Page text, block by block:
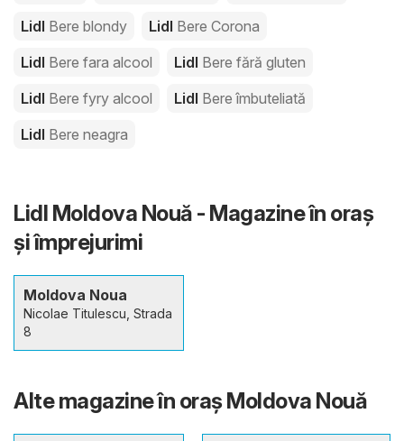
Lidl Bere blondy Lidl Bere Corona
Lidl Bere fara alcool Lidl Bere fără gluten
Lidl Bere fyry alcool Lidl Bere îmbuteliată
Lidl Bere neagra
Lidl Moldova Nouă - Magazine în oraş
şi împrejurimi
Moldova Noua
Nicolae Titulescu, Strada
8
Alte magazine în oraş Moldova Nouă